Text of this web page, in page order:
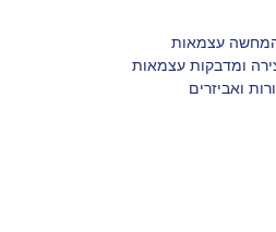
עצמאות
ומדבקות עצמאות
ואביזרים